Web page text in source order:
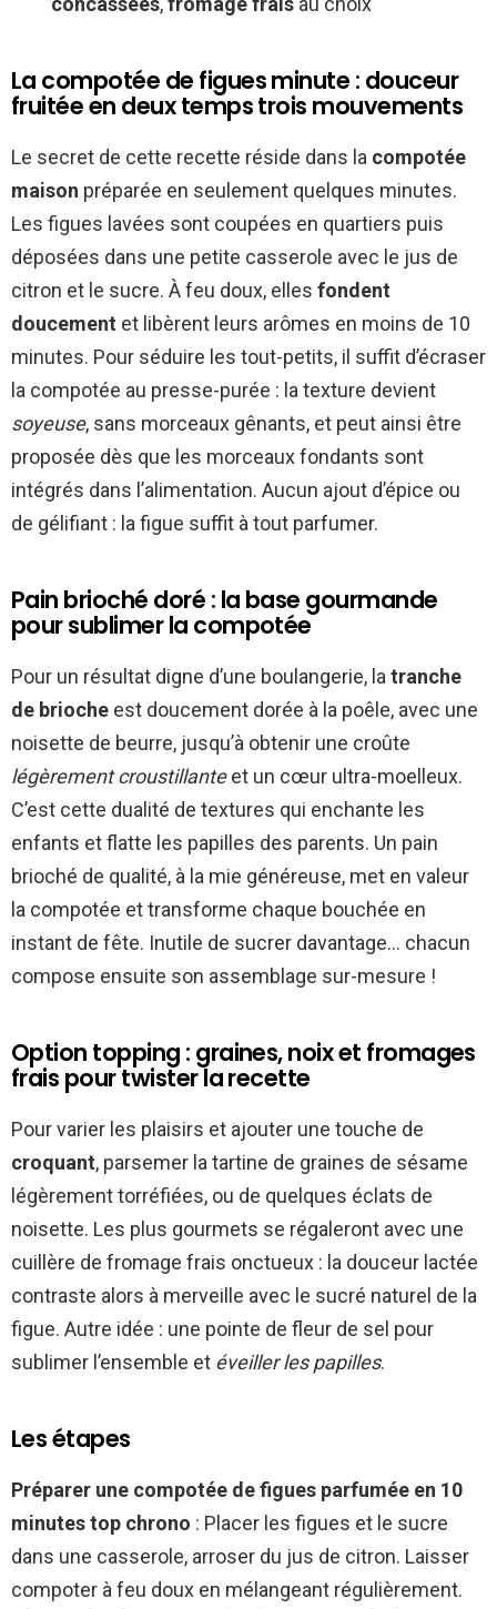
La compotée de figues minute : douceur
fruitée en deux temps trois mouvements
Le secret de cette recette réside dans la compotée
maison préparée en seulement quelques minutes.
Les figues lavées sont coupées en quartiers puis
déposées dans une petite casserole avec le jus de
citron et le sucre. À feu doux, elles fondent
doucement et libèrent leurs arômes en moins de 10
minutes. Pour séduire les tout-petits, il suffit d’écraser
la compotée au presse-purée : la texture devient
soyeuse, sans morceaux gênants, et peut ainsi être
proposée dès que les morceaux fondants sont
intégrés dans l’alimentation. Aucun ajout d’épice ou
de gélifiant : la figue suffit à tout parfumer.
Pain brioché doré : la base gourmande
pour sublimer la compotée
Pour un résultat digne d’une boulangerie, la tranche
de brioche est doucement dorée à la poêle, avec une
noisette de beurre, jusqu’à obtenir une croûte
légèrement croustillanteet un cœur ultra-moelleux.
C’est cette dualité de textures qui enchante les
enfants et flatte les papilles des parents. Un pain
brioché de qualité, à la mie généreuse, met en valeur
la compotée et transforme chaque bouchée en
instant de fête. Inutile de sucrer davantage… chacun
compose ensuite son assemblage sur-mesure !
Option topping : graines, noix et fromages
frais pour twister la recette
Pour varier les plaisirs et ajouter une touche de
croquant, parsemer la tartine de graines de sésame
légèrement torréfiées, ou de quelques éclats de
noisette. Les plus gourmets se régaleront avec une
cuillère de fromage frais onctueux : la douceur lactée
contraste alors à merveille avec le sucré naturel de la
figue. Autre idée : une pointe de fleur de sel pour
sublimer l’ensemble et éveiller les papilles.
Les étapes
Préparer une compotée de figues parfumée en 10
minutes top chrono : Placer les figues et le sucre
dans une casserole, arroser du jus de citron. Laisser
compoter à feu doux en mélangeant régulièrement.